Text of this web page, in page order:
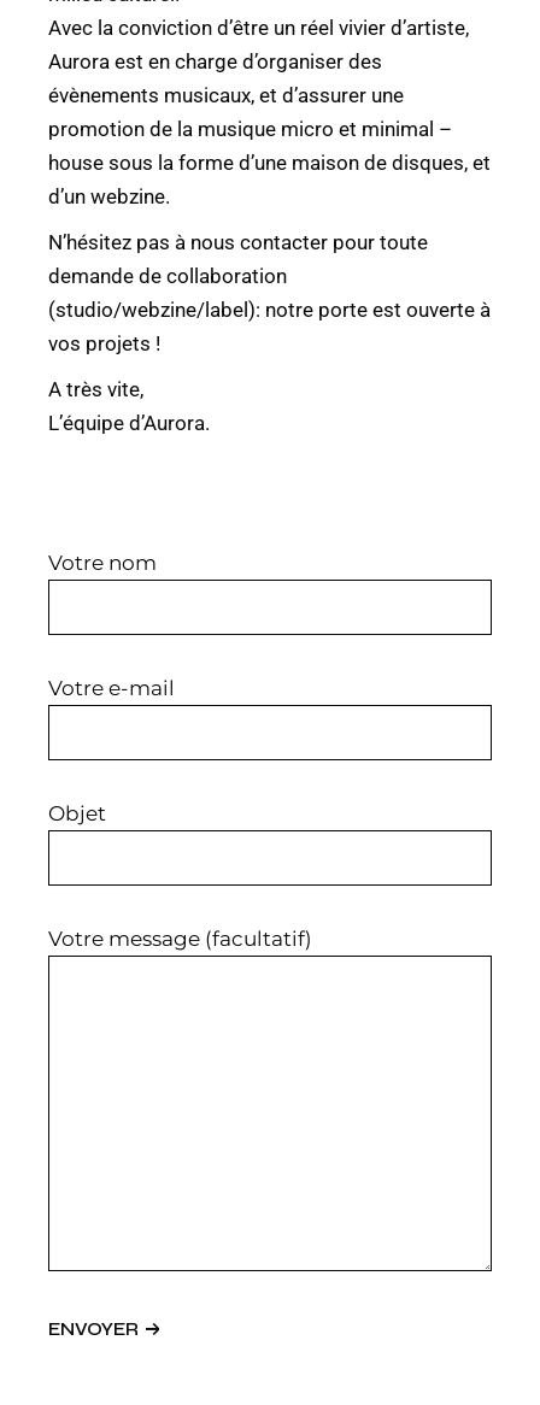
Avec la conviction d’être un réel vivier d’artiste,
Aurora est en charge d’organiser des
évènements musicaux, et d’assurer une
promotion de la musique micro et minimal –
house sous la forme d’une maison de disques, et
d’un webzine.
N’hésitez pas à nous contacter pour toute
demande de collaboration
(studio/webzine/label): notre porte est ouverte à
vos projets !
A très vite,
L’équipe d’Aurora.
Votre nom
Votre e-mail
Objet
Votre message (facultatif)
ENVOYER